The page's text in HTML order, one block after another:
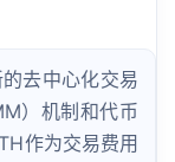
去中心化交易
）机制和代币
作为交易费用